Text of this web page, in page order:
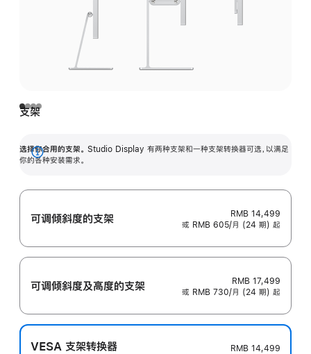
支架
选择你合用的支架。 Studio Display 有两种支架和一种支架转换器可选，以满足
你的各种安装需求。
展
可调倾斜度的支架
RMB 14,499
或 RMB 605/月 (24 期) 起
可调倾斜度及高‍度的支‍架
RMB 17,499
或 RMB 730/月 (24 期) 起
VESA 支架转换器
RMB 14,499